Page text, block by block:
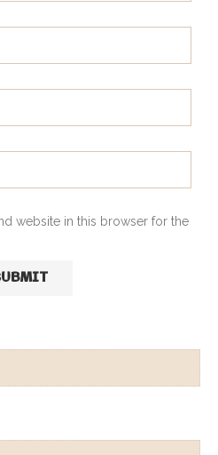
website in this browser for the